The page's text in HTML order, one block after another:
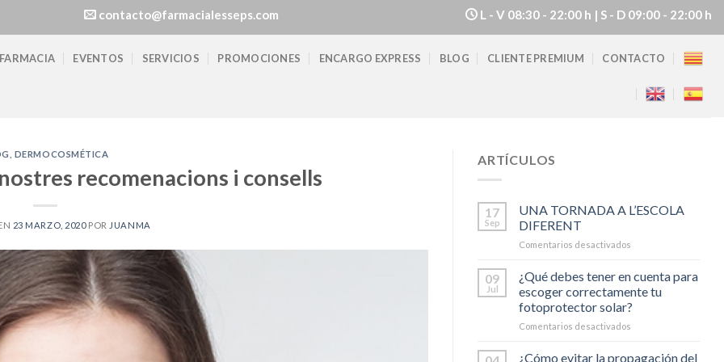
contacto@farmacialesseps.com L - V 08:30 - 22:00 h | S - D 09:00 - 22:00 h
EVENTOS SERVICIOS PROMOCIONES ENCARGO EXPRESS BLOG CLIENTE PREMIUM CONTACTO
DERMOCOSMÉTICA
recomenacions i consells
23 MARZO, 2020POR JUANMA
ARTÍCULOS
17
Sep
UNA TORNADA A L’ESCOLA
DIFERENT
Comentarios desactivados
TORNADA
L’ESCOLA
09
Jul
¿Qué debes tener en cuenta para
escoger correctamente tu
fotoprotector solar?
Comentarios desactivados
¿Cómo evitar la propagación del